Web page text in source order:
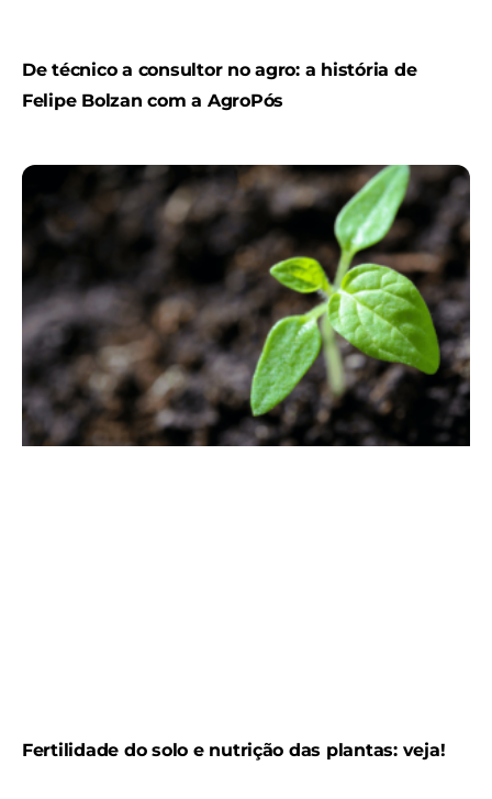
De técnico a consultor no agro: a história de
Felipe Bolzan com a AgroPós
Fertilidade do solo e nutrição das plantas: veja!